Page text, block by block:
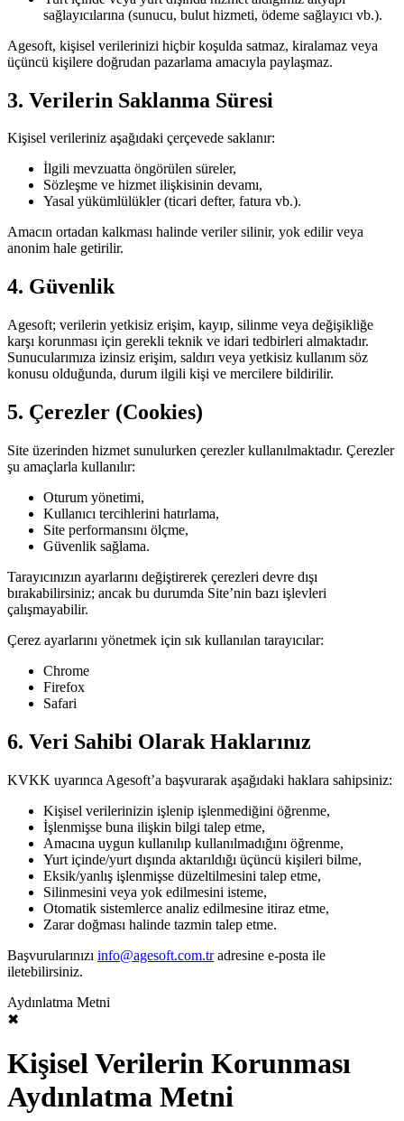
sağlayıcılarına (sunucu, bulut hizmeti, ödeme sağlayıcı vb.).
Agesoft, kişisel verilerinizi hiçbir koşulda satmaz, kiralamaz veya
üçüncü kişilere doğrudan pazarlama amacıyla paylaşmaz.
3. Verilerin Saklanma Süresi
Kişisel verileriniz aşağıdaki çerçevede saklanır:
İlgili mevzuatta öngörülen süreler,
Sözleşme ve hizmet ilişkisinin devamı,
Yasal yükümlülükler (ticari defter, fatura vb.).
Amacın ortadan kalkması halinde veriler silinir, yok edilir veya
anonim hale getirilir.
4. Güvenlik
Agesoft; verilerin yetkisiz erişim, kayıp, silinme veya değişikliğe
karşı korunması için gerekli teknik ve idari tedbirleri almaktadır.
Sunucularımıza izinsiz erişim, saldırı veya yetkisiz kullanım söz
konusu olduğunda, durum ilgili kişi ve mercilere bildirilir.
5. Çerezler (Cookies)
Site üzerinden hizmet sunulurken çerezler kullanılmaktadır. Çerezler
şu amaçlarla kullanılır:
Oturum yönetimi,
Kullanıcı tercihlerini hatırlama,
Site performansını ölçme,
Güvenlik sağlama.
Tarayıcınızın ayarlarını değiştirerek çerezleri devre dışı
bırakabilirsiniz; ancak bu durumda Site’nin bazı işlevleri
çalışmayabilir.
Çerez ayarlarını yönetmek için sık kullanılan tarayıcılar:
Chrome
Firefox
Safari
6. Veri Sahibi Olarak Haklarınız
KVKK uyarınca Agesoft’a başvurarak aşağıdaki haklara sahipsiniz:
Kişisel verilerinizin işlenip işlenmediğini öğrenme,
İşlenmişse buna ilişkin bilgi talep etme,
Amacına uygun kullanılıp kullanılmadığını öğrenme,
Yurt içinde/yurt dışında aktarıldığı üçüncü kişileri bilme,
Eksik/yanlış işlenmişse düzeltilmesini talep etme,
Silinmesini veya yok edilmesini isteme,
Otomatik sistemlerce analiz edilmesine itiraz etme,
Zarar doğması halinde tazmin talep etme.
Başvurularınızı info@agesoft.com.tradresine e-posta ile
iletebilirsiniz.
Aydınlatma Metni
✖
Kişisel Verilerin Korunması
Aydınlatma Metni